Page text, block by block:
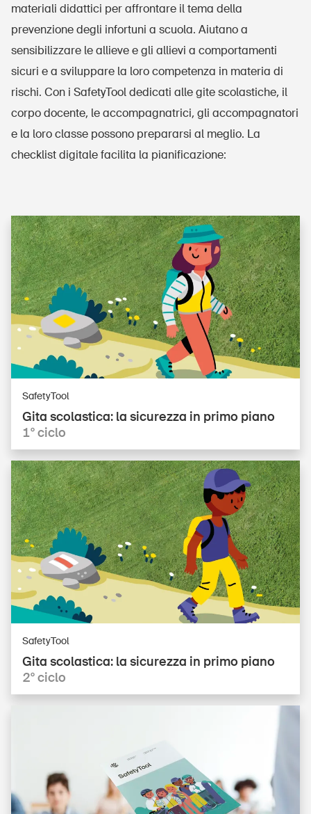
materiali didattici per affrontare il tema della
prevenzione degli infortuni a scuola. Aiutano a
sensibilizzare le allieve e gli allievi a comportamenti
sicuri e a sviluppare la loro competenza in materia di
rischi. Con i SafetyTool dedicati alle gite scolastiche, il
corpo docente, le accompagnatrici, gli accompagnatori
e la loro classe possono prepararsi al meglio. La
checklist digitale facilita la pianificazione:
Gita scolastica: la sicurezza in primo piano
1° ciclo
SafetyTool
Gita scolastica: la sicurezza in primo piano
2° ciclo
SafetyTool